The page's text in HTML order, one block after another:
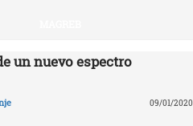
un nuevo espectro
09/01/2020